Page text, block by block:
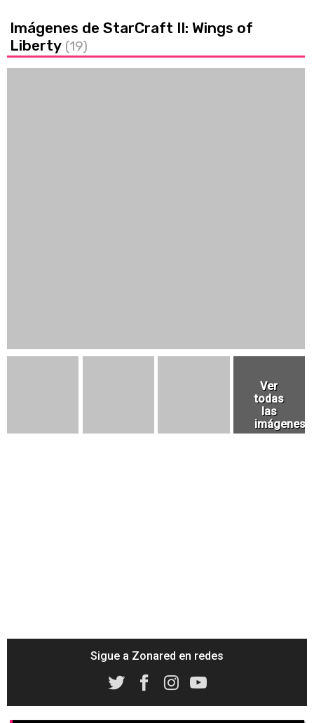
Imágenes de StarCraft II: Wings of
Liberty (19)
Sigue a Zonared en redes